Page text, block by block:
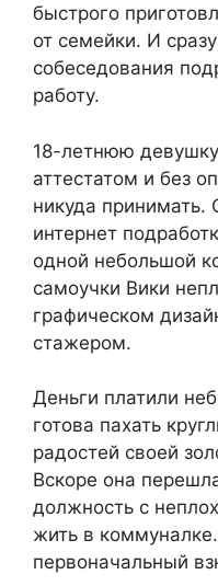
быстрого
от семейки. И
собеседования
работу.
18-летнюю
аттестатом и без
никуда
интернет
одной небольшой
самоучки Вики
графическом
стажером.
Деньги платили
готова пахать
радостей своей
Вскоре она
должность с
жить в
первоначальный